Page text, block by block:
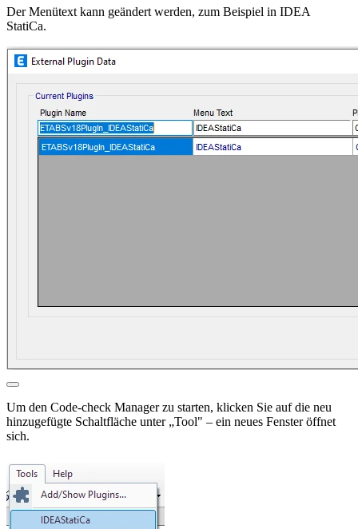
Der Menütext kann geändert werden, zum Beispiel in IDEA
StatiCa.
Um den Code-check Manager zu starten, klicken Sie auf die neu
hinzugefügte Schaltfläche unter „Tool" – ein neues Fenster öffnet
sich.